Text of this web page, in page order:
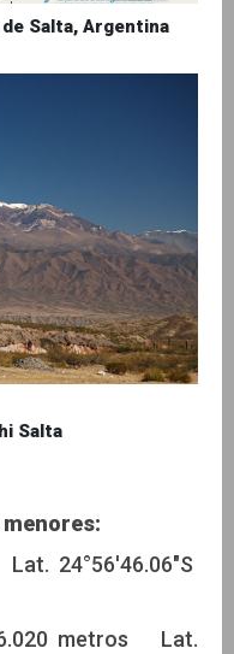
Salta, Argentina
Salta
24°56'46.06"S
metros Lat.